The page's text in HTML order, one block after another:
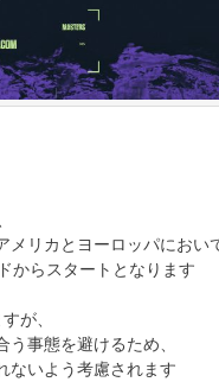
メリカとヨーロッパにおい
からスタートとなります
が、
事態を避けるため、
ないよう考慮されます